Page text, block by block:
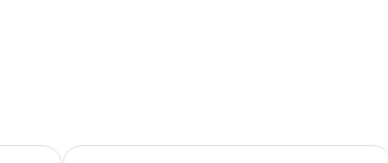
aug. 7 - aug. 8
Tjek tilgængelighed for denne